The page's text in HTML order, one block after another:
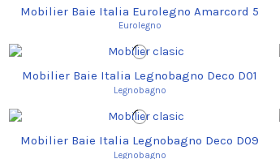
Mobilier Baie Italia Eurolegno Amarcord 5
Eurolegno
Mobilier Baie Italia Legnobagno Deco D01
Legnobagno
Mobilier Baie Italia Legnobagno Deco D09
Legnobagno